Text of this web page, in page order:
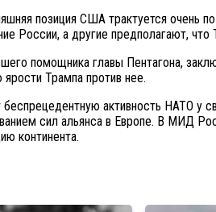
позиция США трактуется
России, а другие предполагают,
помощника главы Пентагона,
Трампа против нее.
активность НАТО у
сил альянса в Европе. В МИД
континента.